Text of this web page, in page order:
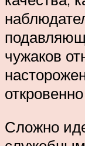
чужаков
Сложно